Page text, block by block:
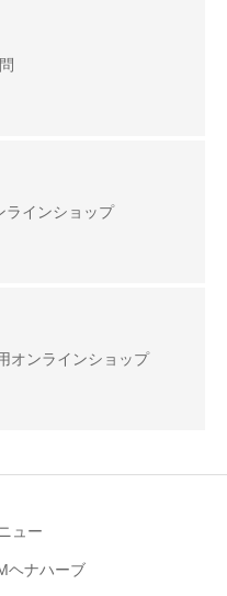
ラインショップ
オンラインショップ
ュー
ヘナハーブ